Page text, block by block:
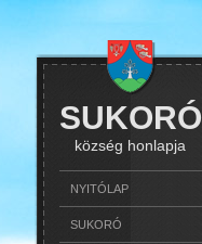
SUKORÓ
község honlapja
NYITÓLAP
SUKORÓ